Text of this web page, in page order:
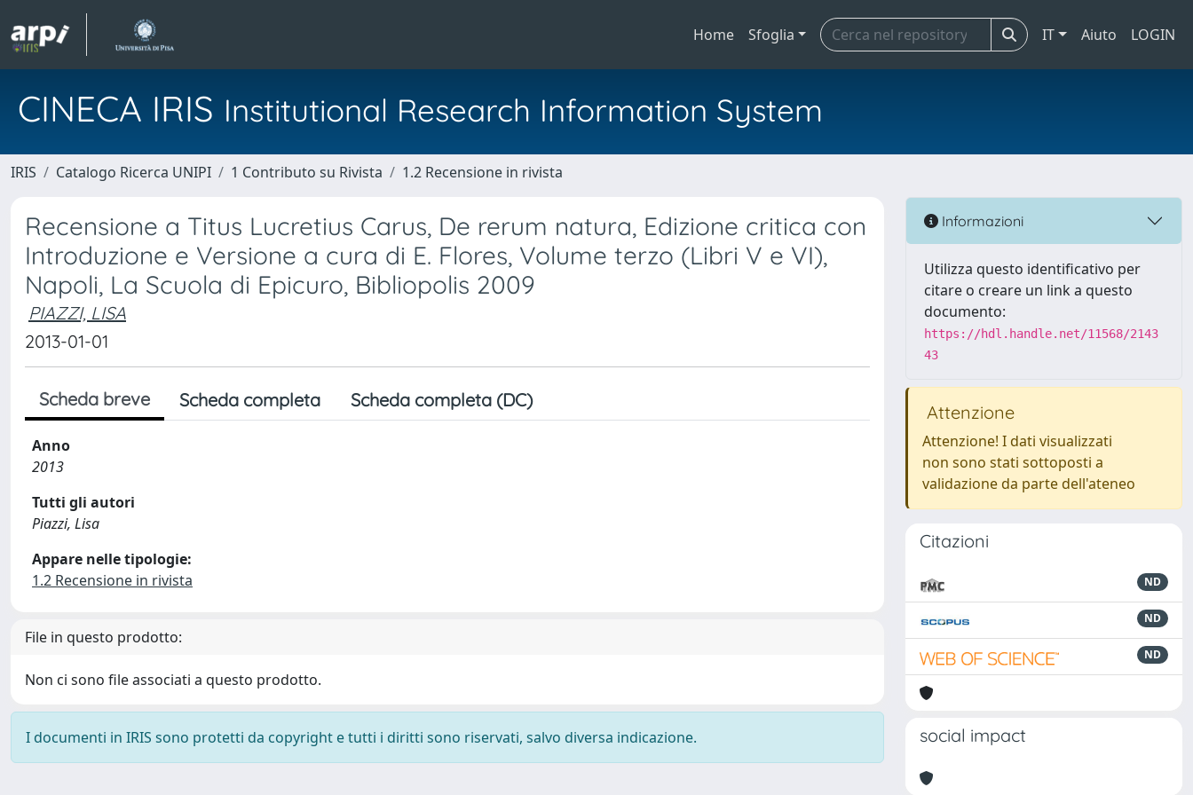
Home Sfoglia IT Aiuto LOGIN
CINECA IRIS Institutional Research Information System
IRIS Catalogo Ricerca UNIPI 1 Contributo su Rivista 1.2 Recensione in rivista
Recensione a Titus Lucretius Carus, De rerum natura, Edizione critica con
Introduzione e Versione a cura di E. Flores, Volume terzo (Libri V e VI),
Napoli, La Scuola di Epicuro, Bibliopolis 2009
PIAZZI, LISA
2013-01-01
Scheda breve Scheda completa Scheda completa (DC)
Anno
2013
Tutti gli autori
Piazzi, Lisa
Appare nelle tipologie:
1.2 Recensione in rivista
File in questo prodotto:
Non ci sono file associati a questo prodotto.
I documenti in IRIS sono protetti da copyright e tutti i diritti sono riservati, salvo diversa indicazione.
Informazioni
Utilizza questo identificativo per
citare o creare un link a questo
documento:
https://hdl.handle.net/11568/2143
43
Attenzione
Attenzione! I dati visualizzati
non sono stati sottoposti a
validazione da parte dell'ateneo
Citazioni
ND
ND
ND
social impact